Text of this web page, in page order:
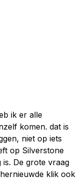
ik er alle
komen. dat is
niet op iets
op Silverstone
is. De grote vraag
klik ook